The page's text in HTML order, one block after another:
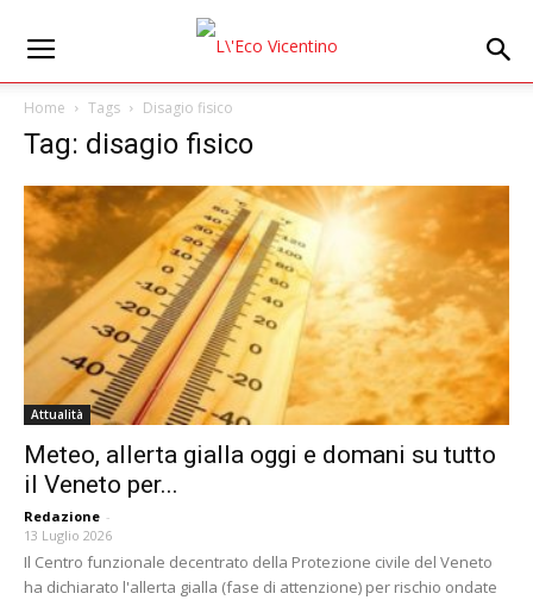
Home Tags Disagio fisico
Tag: disagio fisico
Attualità
Meteo, allerta gialla oggi e domani su tutto
il Veneto per...
Redazione -
13 Luglio 2026
Il Centro funzionale decentrato della Protezione civile del Veneto
ha dichiarato l'allerta gialla (fase di attenzione) per rischio ondate